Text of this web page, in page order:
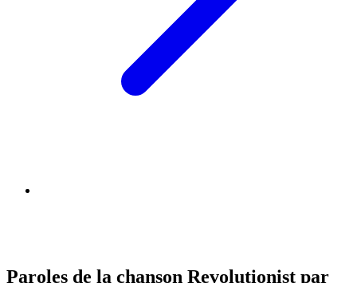
Paroles de la chanson Revolutionist par